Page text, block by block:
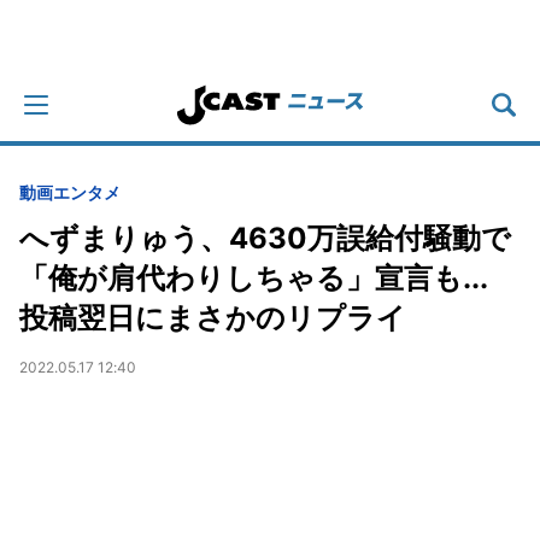
動画エンタメ
へずまりゅう、4630万誤給付騒動で
「俺が肩代わりしちゃる」宣言も...
投稿翌日にまさかのリプライ
2022.05.17 12:40